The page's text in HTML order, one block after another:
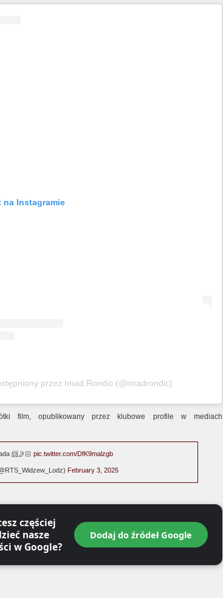
Instagramie
przez Imad Rondic (@imadrondic)
film, opublikowany przez klubowe profile w mediach
📨🤳🏻 pic.twitter.com/DfK9malzgb
February 3, 2025
częściej
nasze
w Google?
Dodaj do źródeł Google